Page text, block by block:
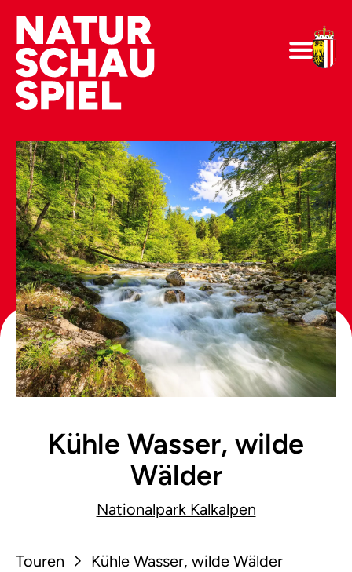
Kühle Wasser, wilde
Wälder
Nationalpark Kalkalpen
Touren Kühle Wasser, wilde Wälder